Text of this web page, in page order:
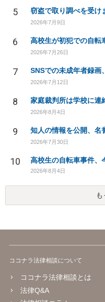
5 窃盗で取り調べを受け
2026年7月9日
6 高校生が初犯での自転
2026年7月26日
7
2026年7月12日
8 家庭裁判所は学校に連
2026年8月4日
9 知人の情報を公開、名
2026年7月30日
10 高校生の自転車事件、
2026年8月4日
も
ココナラ法律相談について
ココナラ法律相談とは
法律Q&A